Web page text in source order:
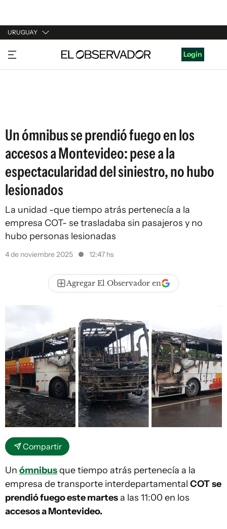
URUGUAY
URUGUAY
ARGENTINA
Login
Un ómnibus se prendió fuego en los
accesos a Montevideo: pese a la
espectacularidad del siniestro, no hubo
lesionados
La unidad -que tiempo atrás pertenecía a la
empresa COT- se trasladaba sin pasajeros y no
hubo personas lesionadas
4 de noviembre 2025 12:47 hs
Agregar El Observador en
Compartir
Un ómnibusque tiempo atrás pertenecía a la
empresa de transporte interdepartamental COTse
prendió fuego este martesa las 11:00 en los
accesos a Montevideo.